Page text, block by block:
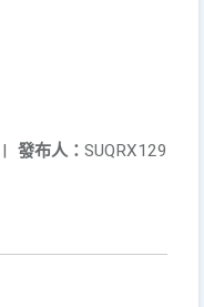
發布人： SUQRX129
|